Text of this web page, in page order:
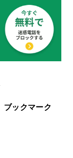
ブックマーク